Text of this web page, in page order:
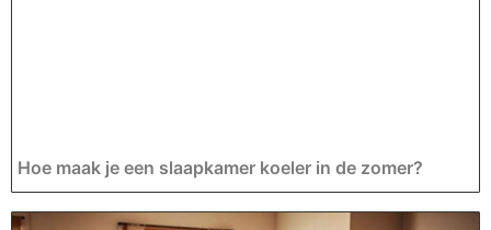
Hoe maak je een slaapkamer koeler in de zomer?